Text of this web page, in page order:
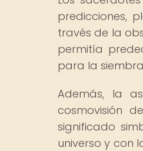
predicciones,
través de la
permitía
para la
Además, la
cosmovisión
significado
universo y con